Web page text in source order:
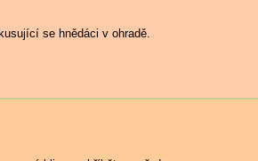
se hnědáci v ohradě.